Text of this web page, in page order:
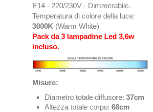
E14 - 220/230V - Dimmerabile.
Temperatura di colore della luce:
3000K (Warm White)
Pack da 3 lampadine Led 3,6w
incluso.
Misure:
Diametro totale diffusore: 37cm
Altezza totale corpo:68cm